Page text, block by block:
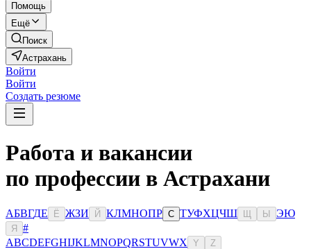
Помощь
Ещё
Поиск
Астрахань
Войти
Войти
Создать резюме
Работа и вакансии
по профессии в Астрахани
АБВГДЕ Ё ЖЗИ Й КЛМНОПР С ТУФХЦЧШ Ы ЭЮ
Я
#
ABCDEFGHIJKLMNOPQRSTUVWX Y Z